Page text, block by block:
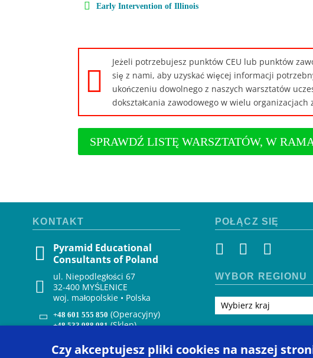
Early Intervention of Illinois
Jeżeli potrzebujesz punktów CEU lub punktów
się z nami, aby uzyskać więcej informacji
ukończeniu dowolnego z naszych warsztatów
dokształcania zawodowego w wielu organizacjach
SPRAWDŹ LISTĘ WARSZTATÓW, W
KONTAKT
Pyramid Educational
Consultants of Poland
ul. Niepodległości 67
32-400 MYŚLENICE
woj. małopolskie • Polska
+48 601 555 850 (Operacyjny)
+48 533 988 981(Sklep)
POŁĄCZ SIĘ
WYBÓR REGIONU
Wybierz kraj
Czy akceptujesz pliki cookies na naszej